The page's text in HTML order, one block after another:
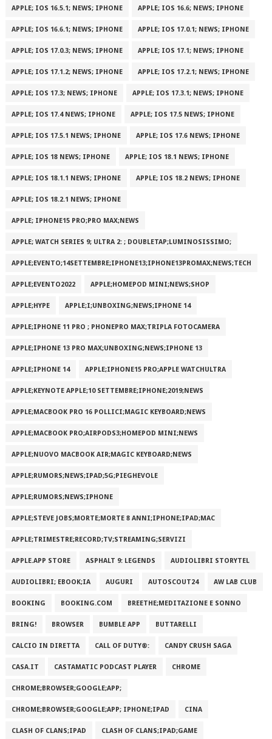
APPLE; IOS 16.5.1; NEWS; IPHONE APPLE; IOS 16.6; NEWS; IPHONE
APPLE; IOS 16.6.1; NEWS; IPHONE APPLE; IOS 17.0.1; NEWS; IPHONE
APPLE; IOS 17.0.3; NEWS; IPHONE APPLE; IOS 17.1; NEWS; IPHONE
APPLE; IOS 17.1.2; NEWS; IPHONE APPLE; IOS 17.2.1; NEWS; IPHONE
APPLE; IOS 17.3; NEWS; IPHONE APPLE; IOS 17.3.1; NEWS; IPHONE
APPLE; IOS 17.4 NEWS; IPHONE APPLE; IOS 17.5 NEWS; IPHONE
APPLE; IOS 17.5.1 NEWS; IPHONE APPLE; IOS 17.6 NEWS; IPHONE
APPLE; IOS 18 NEWS; IPHONE APPLE; IOS 18.1 NEWS; IPHONE
APPLE; IOS 18.1.1 NEWS; IPHONE APPLE; IOS 18.2 NEWS; IPHONE
APPLE; IOS 18.2.1 NEWS; IPHONE
APPLE; IPHONE15 PRO;PRO MAX;NEWS
APPLE; WATCH SERIES 9; ULTRA 2: ; DOUBLETAP;LUMINOSISSIMO;
APPLE;EVENTO;14SETTEMBRE;IPHONE13;IPHONE13PROMAX;NEWS;TECH
APPLE;EVENTO2022 APPLE;HOMEPOD MINI;NEWS;SHOP
APPLE;HYPE APPLE;I;UNBOXING;NEWS;IPHONE 14
APPLE;IPHONE 11 PRO ; PHONEPRO MAX;TRIPLA FOTOCAMERA
APPLE;IPHONE 13 PRO MAX;UNBOXING;NEWS;IPHONE 13
APPLE;IPHONE 14 APPLE;IPHONE15 PRO;APPLE WATCHULTRA
APPLE;KEYNOTE APPLE;10 SETTEMBRE;IPHONE;2019;NEWS
APPLE;MACBOOK PRO 16 POLLICI;MAGIC KEYBOARD;NEWS
APPLE;MACBOOK PRO;AIRPODS3;HOMEPOD MINI;NEWS
APPLE;NUOVO MACBOOK AIR;MAGIC KEYBOARD;NEWS
APPLE;RUMORS;NEWS;IPAD;5G;PIEGHEVOLE
APPLE;RUMORS;NEWS;IPHONE
APPLE;STEVE JOBS;MORTE;MORTE 8 ANNI;IPHONE;IPAD;MAC
APPLE;TRIMESTRE;RECORD;TV;STREAMING;SERVIZI
APPLE.APP STORE ASPHALT 9: LEGENDS AUDIOLIBRI STORYTEL
AUDIOLIBRI; EBOOK;IA AUGURI AUTOSCOUT24 AW LAB CLUB
BOOKING BOOKING.COM BREETHE;MEDITAZIONE E SONNO
BRING! BROWSER BUMBLE APP BUTTARELLI
CALCIO IN DIRETTA CALL OF DUTY®: CANDY CRUSH SAGA
CASA.IT CASTAMATIC PODCAST PLAYER CHROME
CHROME;BROWSER;GOOGLE;APP;
CHROME;BROWSER;GOOGLE;APP; IPHONE;IPAD CINA
CLASH OF CLANS;IPAD CLASH OF CLANS;IPAD;GAME